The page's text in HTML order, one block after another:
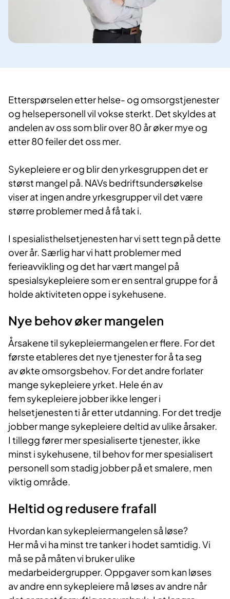
Etterspørselen etter helse- og omsorgstjenester
og helsepersonell vil vokse sterkt. Det skyldes at
andelen av oss som blir over 80 år øker mye og
etter 80 feiler det oss mer.
Sykepleiere er og blir den yrkesgruppen det er
størst mangel på. NAVs bedriftsundersøkelse
viser at ingen andre yrkesgrupper vil det være
større problemer med å få tak i.
I spesialisthelsetjenesten har vi sett tegn på dette
over år. Særlig har vi hatt problemer med
ferieavvikling og det har vært mangel på
spesialsykepleiere som er en sentral gruppe for å
holde aktiviteten oppe i sykehusene.
Nye behov øker mangelen
Årsakene til sykepleiermangelen er flere. For det
første etableres det nye tjenester for å ta seg
av økte omsorgsbehov. For det andre forlater
mange sykepleiere yrket. Hele én av
fem sykepleiere jobber ikke lenger i
helsetjenesten ti år etter utdanning. For det tredje
jobber mange sykepleiere deltid av ulike årsaker.
I tillegg fører mer spesialiserte tjenester, ikke
minst i sykehusene, til behov for mer spesialisert
personell som stadig jobber på et smalere, men
viktig område.
Heltid og redusere frafall
Hvordan kan sykepleiermangelen så løse?
Her må vi ha minst tre tanker i hodet samtidig. Vi
må se på måten vi bruker ulike
medarbeidergrupper. Oppgaver som kan løses
av andre enn sykepleiere må løses av andre når